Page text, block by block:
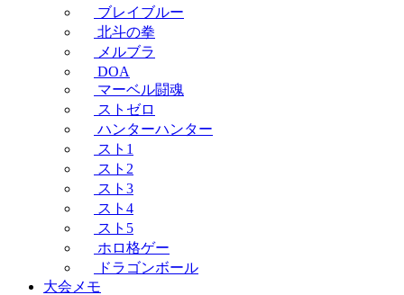
ブレイブルー
北斗の拳
メルブラ
DOA
マーベル闘魂
ストゼロ
ハンターハンター
スト1
スト2
スト3
スト4
スト5
ホロ格ゲー
ドラゴンボール
大会メモ